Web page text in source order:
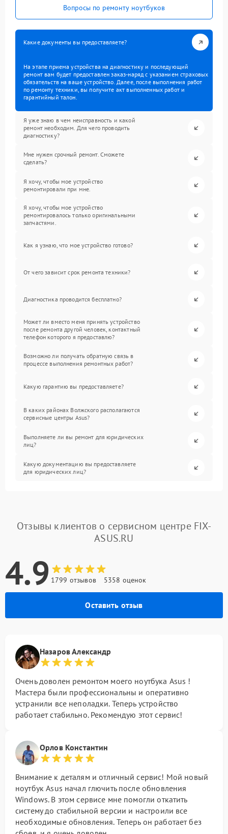
Вопросы по ремонту ноутбуков
Какие документы вы предоставляете?
На этапе приема устройства на диагностику и последующий
ремонт вам будет предоставлен заказ-наряд с указанием страховых
обязательств на ваше устройство. Далее, после выполнения работ
по ремонту техники, вы получите акт выполненных работ и
гарантийный талон.
Я уже знаю в чем неисправность и какой
ремонт необходим. Для чего проводить
диагностику?
Мне нужен срочный ремонт. Сможете
сделать?
Я хочу, чтобы мое устройство
ремонтировали при мне.
Я хочу, чтобы мое устройство
ремонтировалось только оригинальными
запчастями.
Как я узнаю, что мое устройство готово?
От чего зависит срок ремонта техники?
Диагностика проводится бесплатно?
Может ли вместо меня принять устройство
после ремонта другой человек, контактный
телефон которого я предоставлю?
Возможно ли получать обратную связь в
процессе выполнения ремонтных работ?
Какую гарантию вы предоставляете?
В каких районах Волжского располагаются
сервисные центры Asus?
Выполняете ли вы ремонт для юридических
лиц?
Какую документацию вы предоставляете
для юридических лиц?
Отзывы клиентов о сервисном центре FIX-
ASUS.RU
4.9 1799 отзывов 5358 оценок
Оставить отзыв
Назаров Александр
Очень доволен ремонтом моего ноутбука Asus !
Мастера были профессиональны и оперативно
устранили все неполадки. Теперь устройство
работает стабильно. Рекомендую этот сервис!
Орлов Константин
Внимание к деталям и отличный сервис! Мой новый
ноутбук Asus начал глючить после обновления
Windows. В этом сервисе мне помогли откатить
систему до стабильной версии и настроили все
необходимые обновления. Теперь он работает без